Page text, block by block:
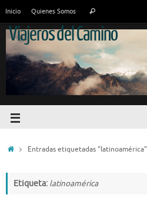
Inicio Quienes Somos
Viajeros del Camino
Entradas etiquetadas "latinoamérica"
Etiqueta: latinoamérica